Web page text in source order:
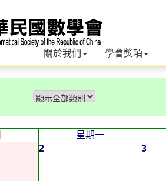
關於我們 學會獎項
星期一
2 3